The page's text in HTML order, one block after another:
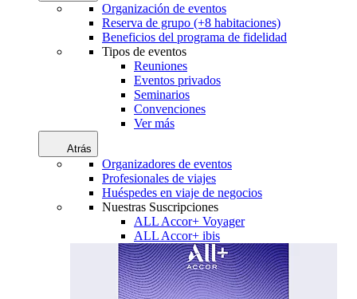
Organización de eventos
Reserva de grupo (+8 habitaciones)
Beneficios del programa de fidelidad
Tipos de eventos
Reuniones
Eventos privados
Seminarios
Convenciones
Ver más
Atrás
Organizadores de eventos
Profesionales de viajes
Huéspedes en viaje de negocios
Nuestras Suscripciones
ALL Accor+ Voyager
ALL Accor+ ibis